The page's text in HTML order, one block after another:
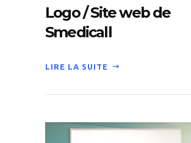
Logo / Site web de
Smedicall
LIRE LA SUITE